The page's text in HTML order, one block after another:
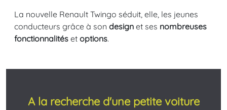
La nouvelle Renault Twingo séduit, elle, les jeunes
conducteurs grâce à son design et ses nombreuses
fonctionnalités et options.
A la recherche d'une petite voiture